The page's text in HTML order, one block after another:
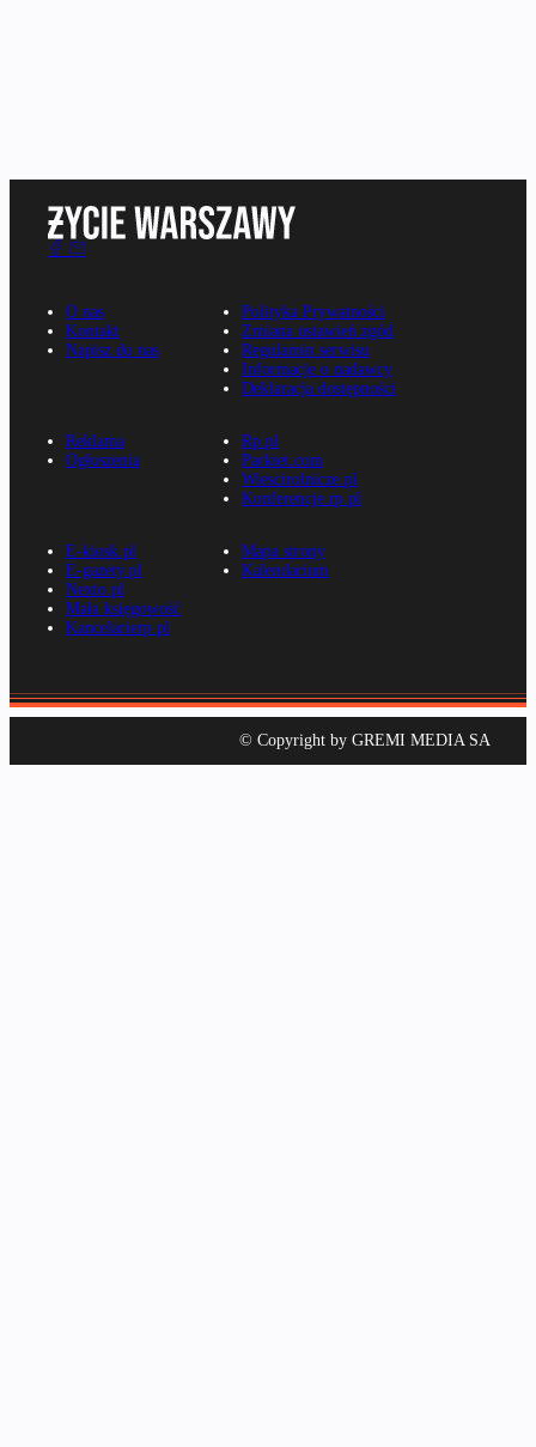
O nas
Kontakt
Napisz do nas
Polityka Prywatności
Zmiana ustawień zgód
Regulamin serwisu
Informacje o nadawcy
Deklaracja dostępności
Reklama
Ogłoszenia
Rp.pl
Parkiet.com
Wiescirolnicze.pl
Konferencje.rp.pl
E-kiosk.pl
E-gazety.pl
Nexto.pl
Mała księgowość
Kancelarierp.pl
Mapa strony
Kalendarium
© Copyright by GREMI MEDIA SA